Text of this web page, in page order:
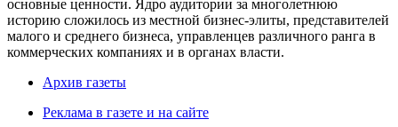
основные ценности. Ядро аудитории за многолетнюю
историю сложилось из местной бизнес-элиты, представителей
малого и среднего бизнеса, управленцев различного ранга в
коммерческих компаниях и в органах власти.
Архив газеты
Реклама в газете и на сайте